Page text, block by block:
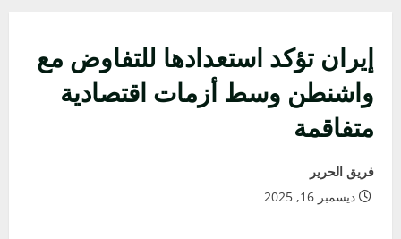
إيران تؤكد استعدادها للتفاوض مع
واشنطن وسط أزمات اقتصادية
متفاقمة
فريق الحرير
ديسمبر 16, 2025